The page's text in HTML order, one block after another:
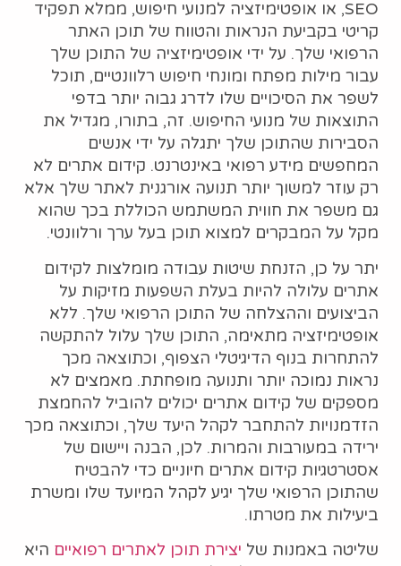
SEO, או אופטימיזציה למנועי חיפוש, ממלא תפקיד
קריטי בקביעת הנראות והטווח של תוכן האתר
הרפואי שלך. על ידי אופטימיזציה של התוכן שלך
עבור מילות מפתח ומונחי חיפוש רלוונטיים, תוכל
לשפר את הסיכויים שלו לדרג גבוה יותר בדפי
התוצאות של מנועי החיפוש. זה, בתורו, מגדיל את
הסבירות שהתוכן שלך יתגלה על ידי אנשים
המחפשים מידע רפואי באינטרנט. קידום אתרים לא
רק עוזר למשוך יותר תנועה אורגנית לאתר שלך אלא
גם משפר את חווית המשתמש הכוללת בכך שהוא
מקל על המבקרים למצוא תוכן בעל ערך ורלוונטי.
יתר על כן, הזנחת שיטות עבודה מומלצות לקידום
אתרים עלולה להיות בעלת השפעות מזיקות על
הביצועים וההצלחה של התוכן הרפואי שלך. ללא
אופטימיזציה מתאימה, התוכן שלך עלול להתקשה
להתחרות בנוף הדיגיטלי הצפוף, וכתוצאה מכך
נראות נמוכה יותר ותנועה מופחתת. מאמצים לא
מספקים של קידום אתרים יכולים להוביל להחמצת
הזדמנויות להתחבר לקהל היעד שלך, וכתוצאה מכך
ירידה במעורבות והמרות. לכן, הבנה ויישום של
אסטרטגיות קידום אתרים חיוניים כדי להבטיח
שהתוכן הרפואי שלך יגיע לקהל המיועד שלו ומשרת
ביעילות את מטרתו.
שליטה באמנות של יצירת תוכן לאתרים רפואיים היא